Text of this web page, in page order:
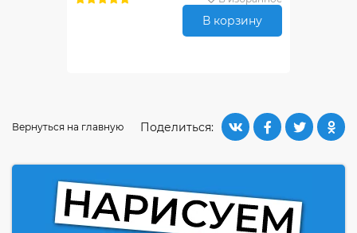
В корзину
Поделиться:
Вернуться на главную